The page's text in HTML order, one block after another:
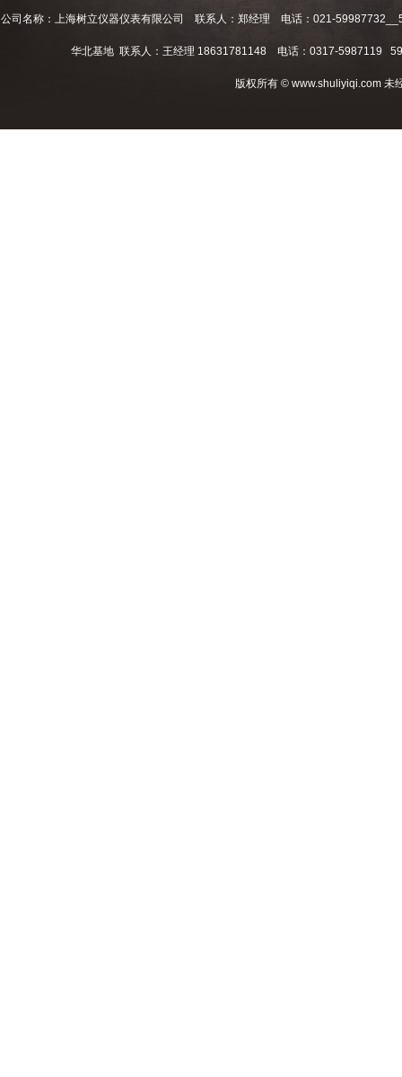
公司名称：上海树立仪器仪表有限公司 联系人：郑经理 电话：021-
华北基地 联系人：王经理 18631781148 电话：0317-5987119
版权所有 © www.shuliyiqi.com 未